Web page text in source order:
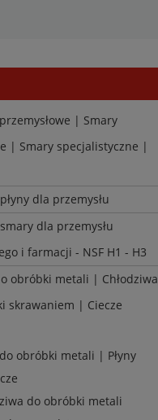
| Smary
| Smary specjalistyczne |
dla przemysłu
dla przemysłu
i farmacji - NSF H1 - H3
obróbki metali | Chłodziwa
skrawaniem | Ciecze
obróbki metali | Płyny
do obróbki metali